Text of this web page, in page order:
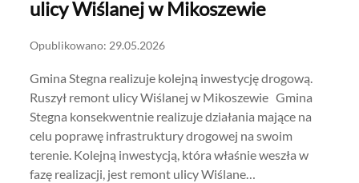
ulicy Wiślanej w Mikoszewie
Opublikowano: 29.05.2026
Gmina Stegna realizuje kolejną inwestycję drogową.
Ruszył remont ulicy Wiślanej w Mikoszewie Gmina
Stegna konsekwentnie realizuje działania mające na
celu poprawę infrastruktury drogowej na swoim
terenie. Kolejną inwestycją, która właśnie weszła w
fazę realizacji, jest remont ulicy Wiślane…